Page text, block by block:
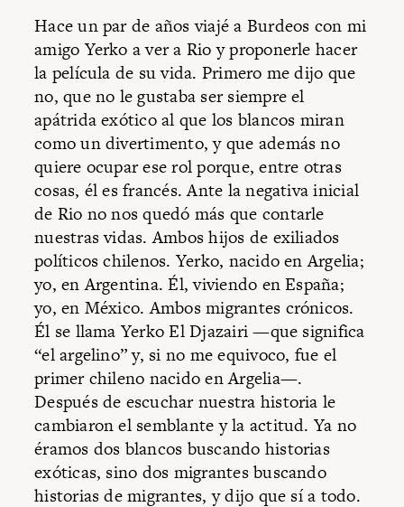
Hace un par de años viajé a Burdeos con mi
amigo Yerko a ver a Rio y proponerle hacer
la película de su vida. Primero me dijo que
no, que no le gustaba ser siempre el
apátrida exótico al que los blancos miran
como un divertimento, y que además no
quiere ocupar ese rol porque, entre otras
cosas, él es francés. Ante la negativa inicial
de Rio no nos quedó más que contarle
nuestras vidas. Ambos hijos de exiliados
políticos chilenos. Yerko, nacido en Argelia;
yo, en Argentina. Él, viviendo en España;
yo, en México. Ambos migrantes crónicos.
Él se llama Yerko El Djazairi —que significa
“el argelino” y, si no me equivoco, fue el
primer chileno nacido en Argelia—.
Después de escuchar nuestra historia le
cambiaron el semblante y la actitud. Ya no
éramos dos blancos buscando historias
exóticas, sino dos migrantes buscando
historias de migrantes, y dijo que sí a todo.